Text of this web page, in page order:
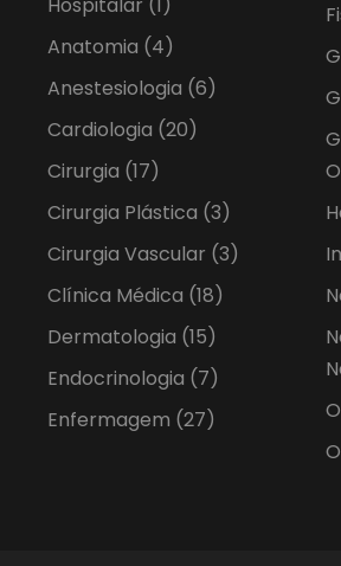
Anatomia (4)
Anestesiologia (6)
Cardiologia (20)
Cirurgia (17)
Cirurgia Plástica (3)
Cirurgia Vascular (3)
Clínica Médica (18)
Dermatologia (15)
Endocrinologia (7)
Enfermagem (27)